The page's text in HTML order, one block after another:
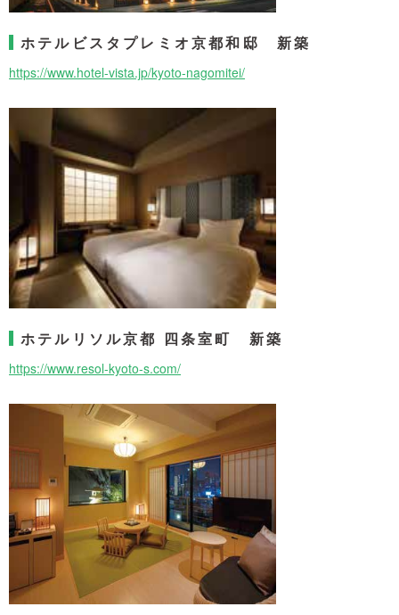
ホテルビスタプレミオ京都和邸 新築
https://www.hotel-vista.jp/kyoto-nagomitei/
ホテルリソル京都 四条室町 新築
https://www.resol-kyoto-s.com/